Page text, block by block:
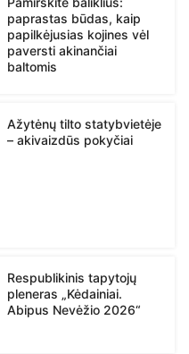
paprastas būdas, kaip
papilkėjusias kojines vėl
paversti akinančiai
baltomis
Ažytėnų tilto statybvietėje
– akivaizdūs pokyčiai
Respublikinis tapytojų
pleneras „Kėdainiai.
Abipus Nevėžio 2026“